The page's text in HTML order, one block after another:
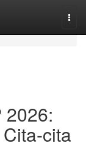
2026:
cita